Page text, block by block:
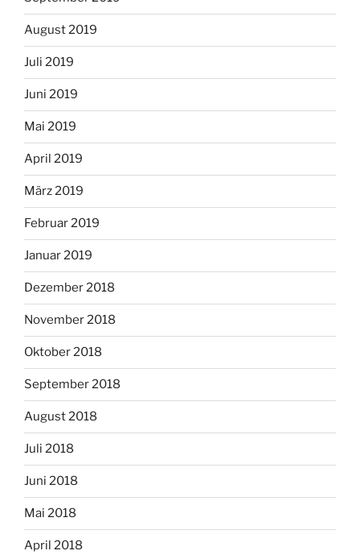
August 2019
Juli 2019
Juni 2019
Mai 2019
April 2019
März 2019
Februar 2019
Januar 2019
Dezember 2018
November 2018
Oktober 2018
September 2018
August 2018
Juli 2018
Juni 2018
Mai 2018
April 2018